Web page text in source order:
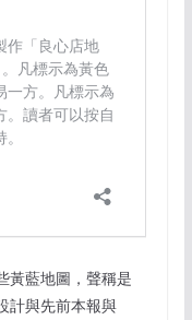
黃藍地圖，聲稱是
計與先前本報與